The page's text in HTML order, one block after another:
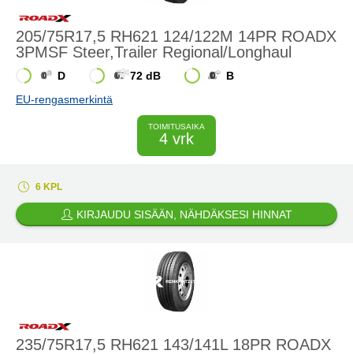
205/75R17,5 RH621 124/122M 14PR ROADX
3PMSF Steer,Trailer Regional/Longhaul
D 72 dB
B
EU-rengasmerkintä
TOIMITUSAIKA
4 vrk
6 KPL
KIRJAUDU SISÄÄN, NÄHDÄKSESI HINNAT
235/75R17,5 RH621 143/141L 18PR ROADX